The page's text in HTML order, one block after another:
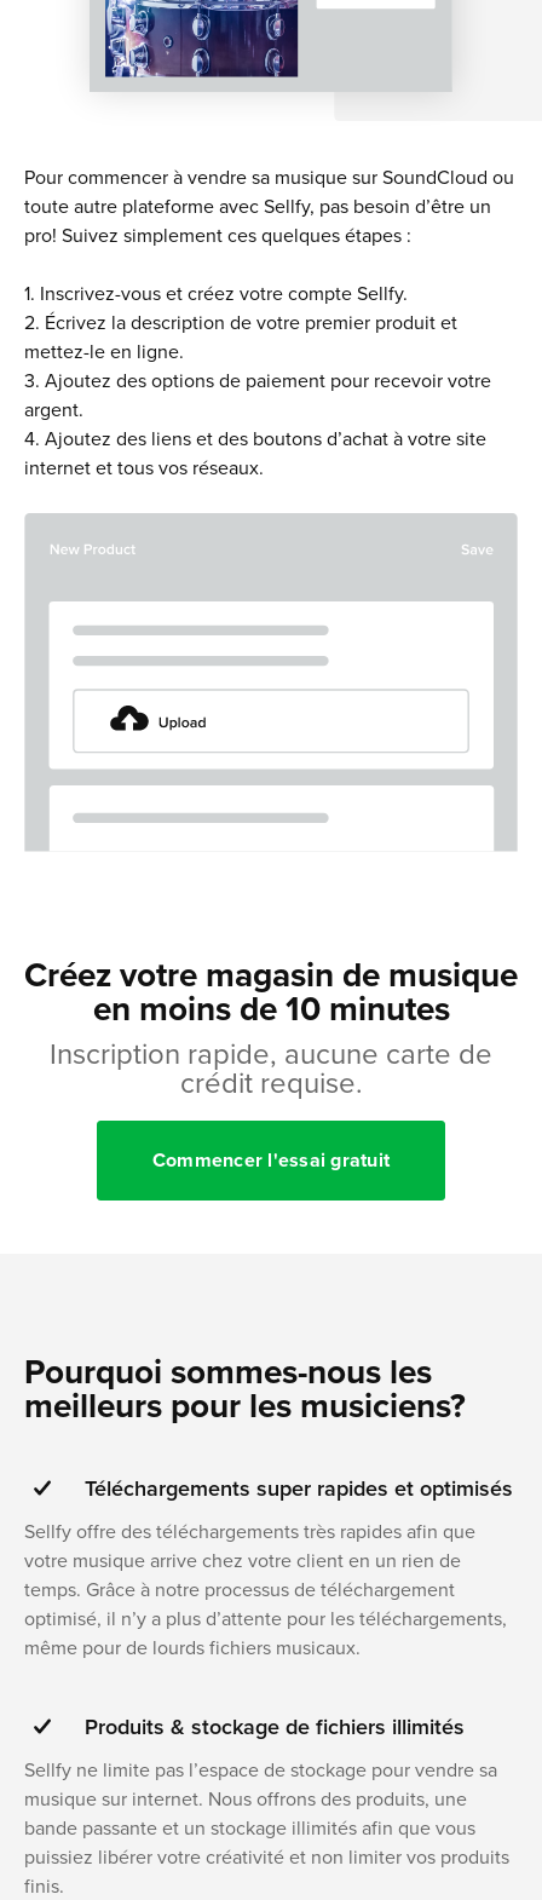
Pour commencer à vendre sa musique sur SoundCloud ou
toute autre plateforme avec Sellfy, pas besoin d’être un
pro! Suivez simplement ces quelques étapes :
1. Inscrivez-vous et créez votre compte Sellfy.
2. Écrivez la description de votre premier produit et
mettez-le en ligne.
3. Ajoutez des options de paiement pour recevoir votre
argent.
4. Ajoutez des liens et des boutons d’achat à votre site
internet et tous vos réseaux.
Créez votre magasin de musique
en moins de 10 minutes
Inscription rapide, aucune carte de
crédit requise.
Commencer l'essai gratuit
Pourquoi sommes-nous les
meilleurs pour les musiciens?
Téléchargements super rapides et optimisés
Sellfy offre des téléchargements très rapides afin que
votre musique arrive chez votre client en un rien de
temps. Grâce à notre processus de téléchargement
optimisé, il n’y a plus d’attente pour les téléchargements,
même pour de lourds fichiers musicaux.
Produits & stockage de fichiers illimités
Sellfy ne limite pas l’espace de stockage pour vendre sa
musique sur internet. Nous offrons des produits, une
bande passante et un stockage illimités afin que vous
puissiez libérer votre créativité et non limiter vos produits
finis.